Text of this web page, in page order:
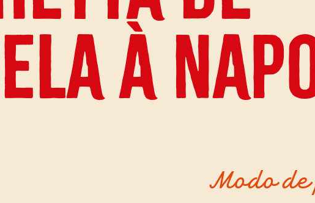
à
Modo